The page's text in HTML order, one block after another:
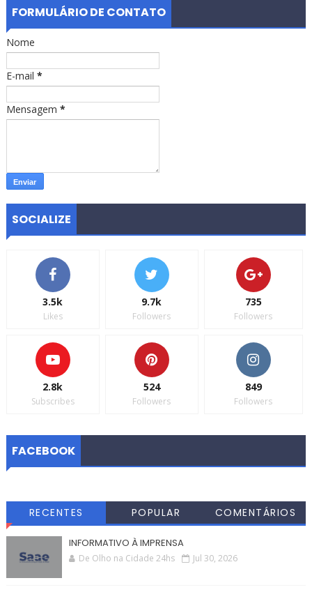
FORMULÁRIO DE CONTATO
Nome
E-mail *
Mensagem *
SOCIALIZE
3.5k
Likes
9.7k
Followers
735
Followers
2.8k
Subscribes
524
Followers
849
Followers
FACEBOOK
RECENTES POPULAR COMENTÁRIOS
INFORMATIVO À IMPRENSA
De Olho na Cidade 24hs Jul 30, 2026